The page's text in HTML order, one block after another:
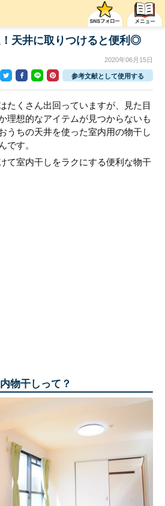
天井に取りつけると便利◎
2020年06月15日
参考文献として使用する
たくさん出回っていますが、見た目
理想的なアイテムが見つからないも
うちの天井を使った室内用の物干し
です。
て室内干しをラクにする便利な物干
物干しって？